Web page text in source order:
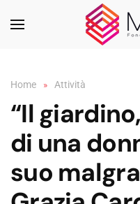
Skip to main content
Home Attività
“Il
di una
suo